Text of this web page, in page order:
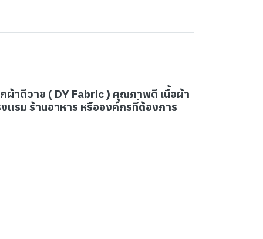
ผ้าดีวาย ( DY Fabric ) คุณภาพดี เนื้อผ้า
แรม ร้านอาหาร หรือองค์กรที่ต้องการ